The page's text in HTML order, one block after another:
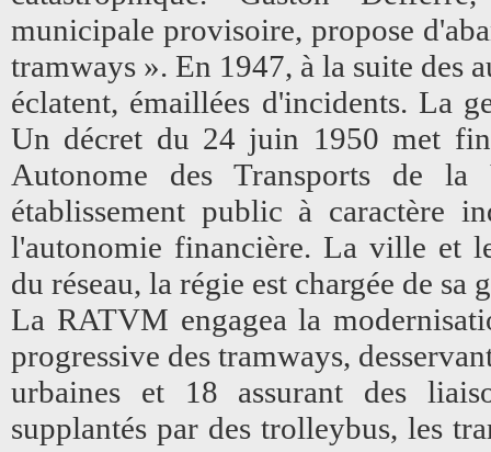
municipale provisoire, propose
tramways ». En 1947, à la suite des
éclatent, émaillées d'incidents. La
Un décret du 24 juin 1950 met
Autonome des Transports de
établissement public à caractère
l'autonomie financière. La ville et
du réseau, la régie est chargée de sa
La RATVM engagea la
progressive des tramways,
urbaines et 18 assurant des
supplantés par des trolleybus, les